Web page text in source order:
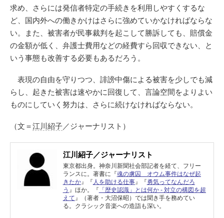
求め、さらには発信者特定の手続きを利用しやすくするな
ど、国内外への働きかけはさらに強めていかなければならな
い。また、被害者が民事裁判を起こして勝訴しても、賠償金
の金額が低く、弁護士費用などの経費すら回収できない、と
いう事態も改善する必要もあるだろう。
表現の自由を守りつつ、誹謗中傷による被害を少しでも減
らし、起きた被害は速やかに回復して、言論空間をよりよい
ものにしていく努力は、さらに続けなければならない。
（文＝江川紹子／ジャーナリスト）
江川紹子／ジャーナリスト
東京都出身。神奈川新聞社会部記者を経て、フリー
ランスに。著書に『魂の虜囚 オウム事件はなぜ起
きたか』『 人を助ける仕事』『勇気ってなんだろ
う 』ほか。『 「歴史認識」とは何か - 対立の構図を超
えて』（著者・大沼保昭）では聞き手を務めてい
る。クラシック音楽への造詣も深い。